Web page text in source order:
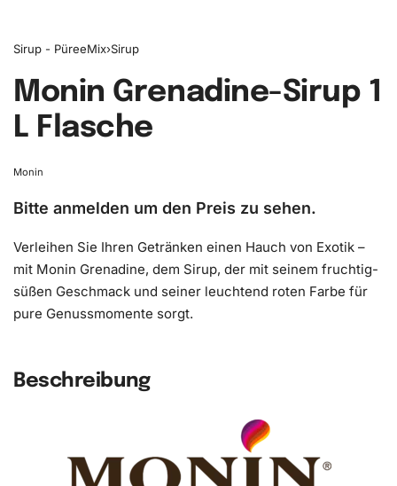
Sirup - PüreeMix›Sirup
Monin Grenadine-Sirup 1
L Flasche
Monin
Bitte anmelden um den Preis zu sehen.
Verleihen Sie Ihren Getränken einen Hauch von Exotik –
mit Monin Grenadine, dem Sirup, der mit seinem fruchtig-
süßen Geschmack und seiner leuchtend roten Farbe für
pure Genussmomente sorgt.
Beschreibung